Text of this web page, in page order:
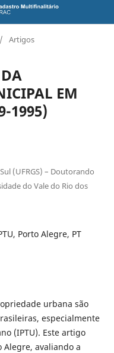
/ Artigos
EM
1995)
(UFRGS) – Doutorando
do Vale do Rio dos
Porto Alegre, PT
urbana são
especialmente
(IPTU). Este artigo
Alegre, avaliando a